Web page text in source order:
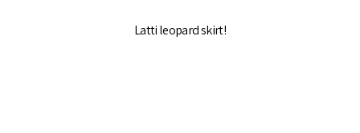
Latti leopard skirt!